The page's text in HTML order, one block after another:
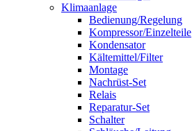
Klimaanlage
Bedienung/Regelung
Kompressor/Einzelteile
Kondensator
Kältemittel/Filter
Montage
Nachrüst-Set
Relais
Reparatur-Set
Schalter